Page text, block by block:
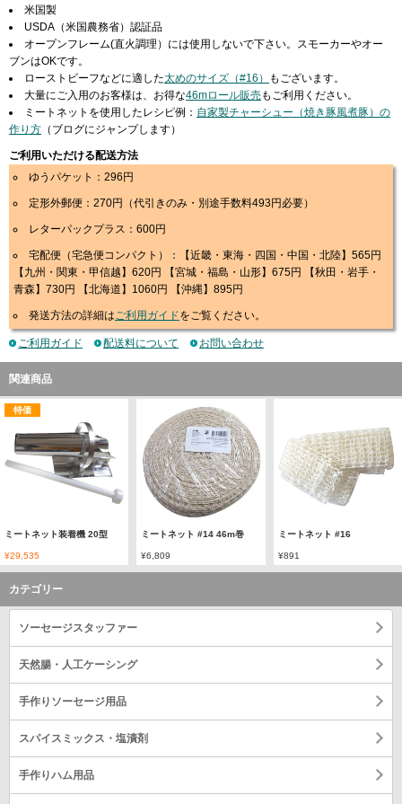
米国製
USDA（米国農務省）認証品
オープンフレーム(直火調理）には使用しないで下さい。スモーカーやオー
ブンはOKです。
ローストビーフなどに適した太めのサイズ（#16）
もございます。
大量にご入用のお客様は、お得な46mロール販売もご利用ください。
ミートネットを使用したレシピ例： 自家製チャーシュー（焼き豚風煮豚）の
作り方 （ブログにジャンプします）
ご利用いただける配送方法
ゆうパケット：296円
定形外郵便：270円（代引きのみ・別途手数料493円必要）
レターパックプラス：600円
宅配便（宅急便コンパクト）：【近畿・東海・四国・中国・北陸】565円
【九州・関東・甲信越】620円 【宮城・福島・山形】675円 【秋田・岩手・
青森】730円 【北海道】1060円 【沖縄】895円
発送方法の詳細はご利用ガイドをご覧ください。
ご利用ガイド 配送料について お問い合わせ
関連商品
特価
ミートネット装着機 20型
¥29,535
ミートネット #14 46m巻
¥6,809
ミートネット #16
¥891
カテゴリー
ソーセージスタッファー
天然腸・人工ケーシング
手作りソーセージ用品
スパイスミックス・塩漬剤
手作りハム用品